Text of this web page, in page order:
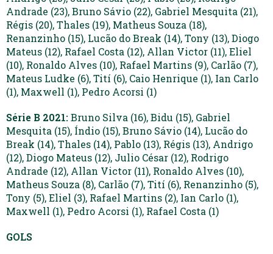
Andrade (23), Bruno Sávio (22), Gabriel Mesquita (21),
Régis (20), Thales (19), Matheus Souza (18),
Renanzinho (15), Lucão do Break (14), Tony (13), Diogo
Mateus (12), Rafael Costa (12), Allan Victor (11), Eliel
(10), Ronaldo Alves (10), Rafael Martins (9), Carlão (7),
Mateus Ludke (6), Tití (6), Caio Henrique (1), Ian Carlo
(1), Maxwell (1), Pedro Acorsi (1)
Série B 2021:Bruno Silva (16), Bidu (15), Gabriel
Mesquita (15), Índio (15), Bruno Sávio (14), Lucão do
Break (14), Thales (14), Pablo (13), Régis (13), Andrigo
(12), Diogo Mateus (12), Julio César (12), Rodrigo
Andrade (12), Allan Victor (11), Ronaldo Alves (10),
Matheus Souza (8), Carlão (7), Tití (6), Renanzinho (5),
Tony (5), Eliel (3), Rafael Martins (2), Ian Carlo (1),
Maxwell (1), Pedro Acorsi (1), Rafael Costa (1)
GOLS